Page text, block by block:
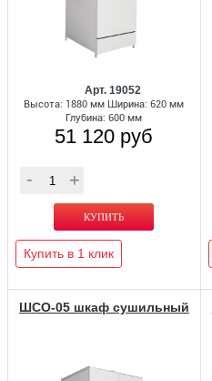
Арт. 19052
Высота: 1880 мм Ширина: 620 мм
Глубина: 600 мм
51 120 руб
Купить в 1 клик
ШСО-05 шкаф сушильный